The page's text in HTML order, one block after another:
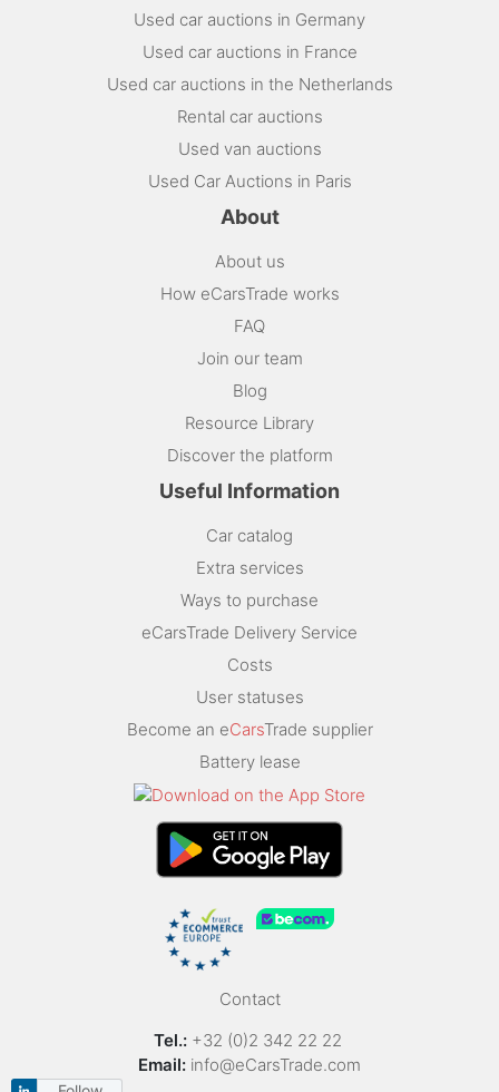
Used car auctions in Germany
Used car auctions in France
Used car auctions in the Netherlands
Rental car auctions
Used van auctions
Used Car Auctions in Paris
About
About us
How eCarsTrade works
FAQ
Join our team
Blog
Resource Library
Discover the platform
Useful Information
Car catalog
Extra services
Ways to purchase
eCarsTrade Delivery Service
Costs
User statuses
Become an eCarsTrade supplier
Battery lease
Contact
Tel.: +32 (0)2 342 22 22
Email: info@eCarsTrade.com